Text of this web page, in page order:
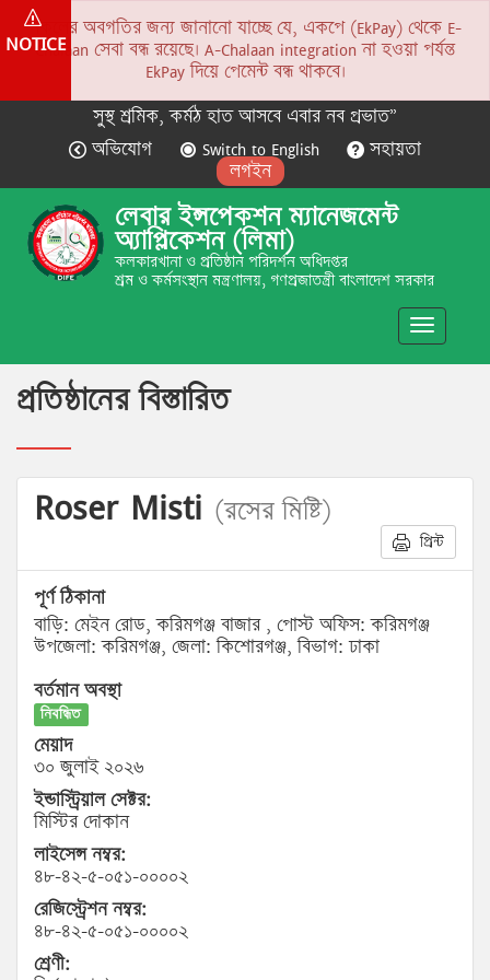
NOTICE
সকলের অবগতির জন্য জানানো যাচ্ছে যে, একপে (EkPay) থেকে E-
Chalaan সেবা বন্ধ রয়েছে। A-Chalaan integration না হওয়া পর্যন্ত
EkPay দিয়ে পেমেন্ট বন্ধ থাকবে।
সুস্থ শ্রমিক, কর্মঠ হাত আসবে এবার নব প্রভাত”
অভিযোগ
Switch to English
সহায়তা
লগইন
লেবার ইন্সপেকশন ম্যানেজমেন্ট
অ্যাপ্লিকেশন (লিমা)
কলকারখানা ও প্রতিষ্ঠান পরিদর্শন অধিদপ্তর
শ্রম ও কর্মসংস্থান মন্ত্রণালয়, গণপ্রজাতন্ত্রী বাংলাদেশ সরকার
Toggle
প্রতিষ্ঠানের বিস্তারিত
Roser Misti (রসের মিষ্টি)
প্রিন্ট
পূর্ণ ঠিকানা
বাড়ি: মেইন রোড, করিমগঞ্জ বাজার , পোস্ট অফিস: করিমগঞ্জ
উপজেলা: করিমগঞ্জ, জেলা: কিশোরগঞ্জ, বিভাগ: ঢাকা
বর্তমান অবস্থা
নিবন্ধিত
মেয়াদ
৩০ জুলাই ২০২৬
ইন্ডাস্ট্রিয়াল সেক্টর:
মিস্টির দোকান
লাইসেন্স নম্বর:
৪৮-৪২-৫-০৫১-০০০০২
রেজিস্ট্রেশন নম্বর:
৪৮-৪২-৫-০৫১-০০০০২
শ্রেণী: